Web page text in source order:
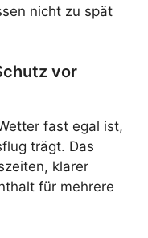
nicht zu spät
vor
fast egal ist,
trägt. Das
klarer
für mehrere